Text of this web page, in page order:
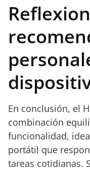
robusta y diseño
moderno que
facilitan su uso
En conclusión, el
combinación
funcionalidad,
portátil que
tareas cotidianas.